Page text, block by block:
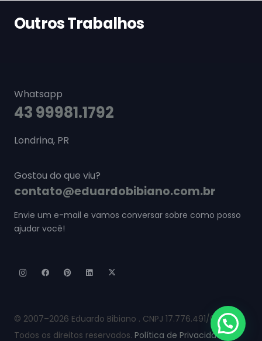
Outros Trabalhos
Whatsapp
43 99981.1792
Londrina, PR
Gostou do que viu?
contato@eduardobibiano.com.br
Envie um e-mail e vamos conversar sobre como posso
ajudar você!
© 2007–2026 Eduardo Bibiano . CNPJ 17.776.491/0001-60.
Todos os direitos reservados. Política de Privacidade.